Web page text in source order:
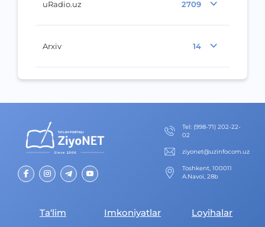
uRadio.uz 2709
Arxiv 14
Теl: (998-71) 202-22-
02
ziyonet@uzinfocom.uz
Toshkent, 100011
A.Navoi, 28b
Ta‘lim Imkoniyatlar Loyihalar